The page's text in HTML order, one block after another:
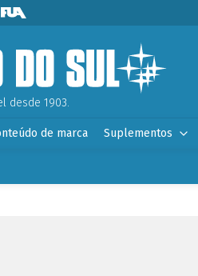
desde 1903.
de marca Suplementos